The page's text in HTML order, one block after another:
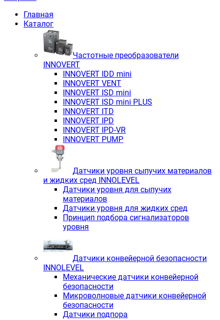
Главная
Каталог
Частотные преобразователи
INNOVERT
INNOVERT IDD mini
INNOVERT VENT
INNOVERT ISD mini
INNOVERT ISD mini PLUS
INNOVERT ITD
INNOVERT IРD
INNOVERT IРD-VR
INNOVERT PUMP
Датчики уровня сыпучих материалов
и жидких сред INNOLEVEL
Датчики уровня для сыпучих
материалов
Датчики уровня для жидких сред
Принцип подбора сигнализаторов
уровня
Датчики конвейерной безопасности
INNOLEVEL
Механические датчики конвейерной
безопасности
Микроволновые датчики конвейерной
безопасности
Датчики подпора